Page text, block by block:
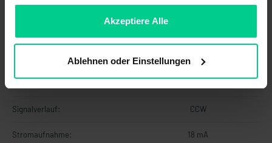
sein, können Sie die Verwendung von Cookies hier
Akzeptiere Alle
Ablehnen oder Einstellungen
Lastwiderstand max.: 250 Ohm
101 a
Signalverlauf: CCW
Stromaufnahme: 18 mA